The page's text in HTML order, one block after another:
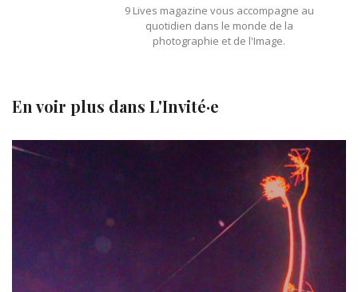
9 Lives magazine vous accompagne au
quotidien dans le monde de la
photographie et de l'Image.
En voir plus dans L'Invité·e